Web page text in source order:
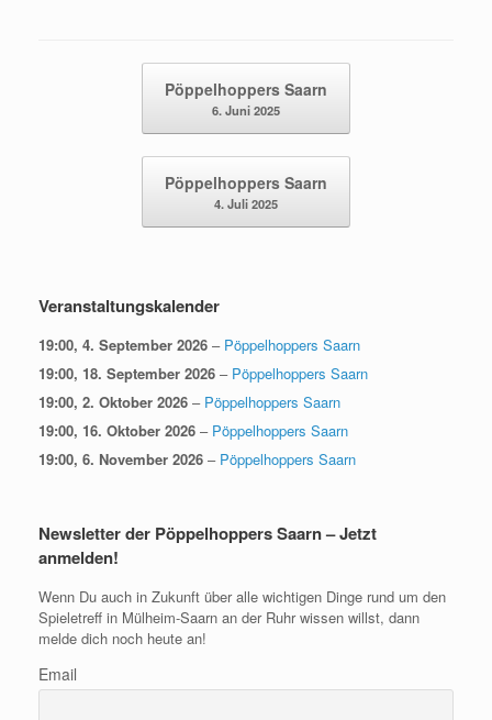
Pöppelhoppers Saarn
6. Juni 2025
Pöppelhoppers Saarn
4. Juli 2025
Veranstaltungskalender
19:00, 4. September 2026 – Pöppelhoppers Saarn
19:00, 18. September 2026 – Pöppelhoppers Saarn
19:00, 2. Oktober 2026 – Pöppelhoppers Saarn
19:00, 16. Oktober 2026 – Pöppelhoppers Saarn
19:00, 6. November 2026 – Pöppelhoppers Saarn
Newsletter der Pöppelhoppers Saarn – Jetzt
anmelden!
Wenn Du auch in Zukunft über alle wichtigen Dinge rund um den
Spieletreff in Mülheim-Saarn an der Ruhr wissen willst, dann
melde dich noch heute an!
Email